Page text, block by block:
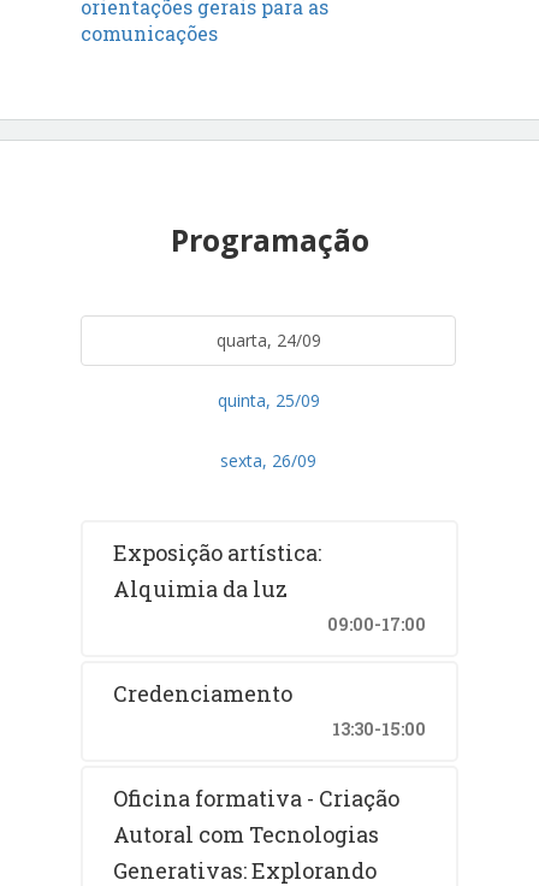
orientações gerais para as
comunicações
Programação
quarta, 24/09
quinta, 25/09
sexta, 26/09
Exposição artística:
Alquimia da luz
09:00-17:00
Credenciamento
13:30-15:00
Oficina formativa - Criação
Autoral com Tecnologias
Generativas: Explorando